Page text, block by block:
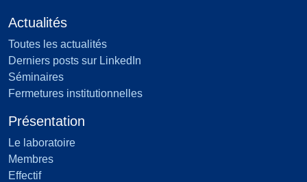
Actualités
Toutes les actualités
Derniers posts sur LinkedIn
Séminaires
Fermetures institutionnelles
Présentation
Le laboratoire
Membres
Effectif